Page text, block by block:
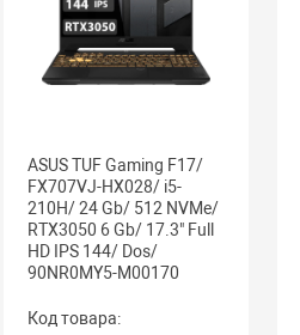
ASUS TUF Gaming F17/
FX707VJ-HX028/ i5-
210H/ 24 Gb/ 512 NVMe/
RTX3050 6 Gb/ 17.3" Full
HD IPS 144/ Dos/
90NR0MY5-M00170
Код товара: